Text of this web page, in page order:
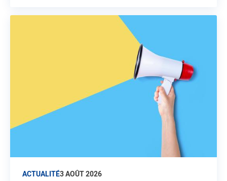
ACTUALITÉ3 AOÛT 2026